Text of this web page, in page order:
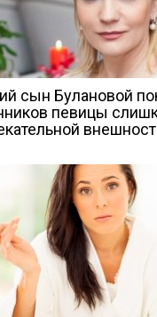
сын Булановой
певицы